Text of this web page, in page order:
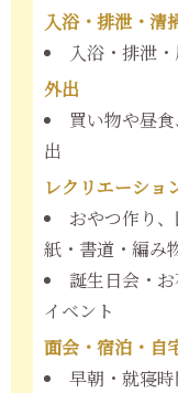
入浴・排泄・清
入浴・排泄
外出
買い物や昼
出
レクリエーショ
おやつ作り
紙・書道・編み
誕生日会・
イベント
面会・宿泊・自
早朝・就寝